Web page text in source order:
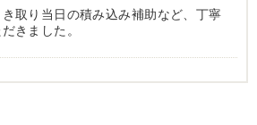
取り当日の積み込み補助など、丁寧
きました。